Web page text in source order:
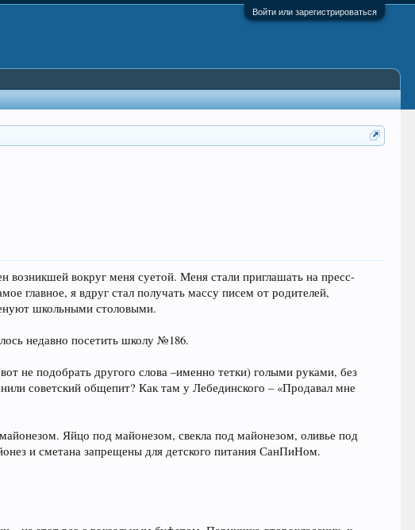
Войти или зарегистрироваться
вокруг меня суетой. Меня стали приглашать на пресс-
главное, я вдруг стал получать массу писем от родителей,
школьными столовыми.
недавно посетить школу №186.
не подобрать другого слова –именно тетки) голыми руками, без
советский общепит? Как там у Лебединского – «Продавал мне
Яйцо под майонезом, свекла под майонезом, оливье под
и сметана запрещены для детского питания СанПиНом.